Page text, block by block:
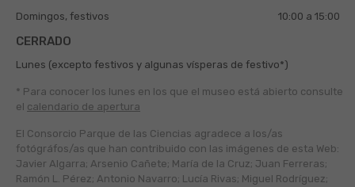
Domingos, festivos 10:00 a 15:00
CERRADO
Lunes (excepto festivos y algunas vísperas de festivo*)
* Para conocer los lunes en los que el museo está abierto consulte
el calendario de apertura
El Consorcio Parque de las Ciencias agradece a los/as
fotógráfos/as que han contribuido con las imágenes de esta Web:
Javier Algarra; Arsenio Cañete; María de la Cruz; Juan Ferreras;
Ramón L. Pérez; Antonio Navarro; Lucía Rivas; Miguel Rodríguez;